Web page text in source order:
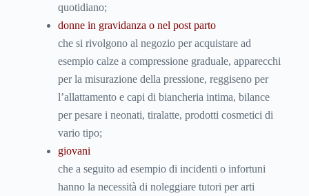
quotidiano;
donne in gravidanza o nel post parto
che si rivolgono al negozio per acquistare ad
esempio calze a compressione graduale, apparecchi
per la misurazione della pressione, reggiseno per
l’allattamento e capi di biancheria intima, bilance
per pesare i neonati, tiralatte, prodotti cosmetici di
vario tipo;
giovani
che a seguito ad esempio di incidenti o infortuni
hanno la necessità di noleggiare tutori per arti